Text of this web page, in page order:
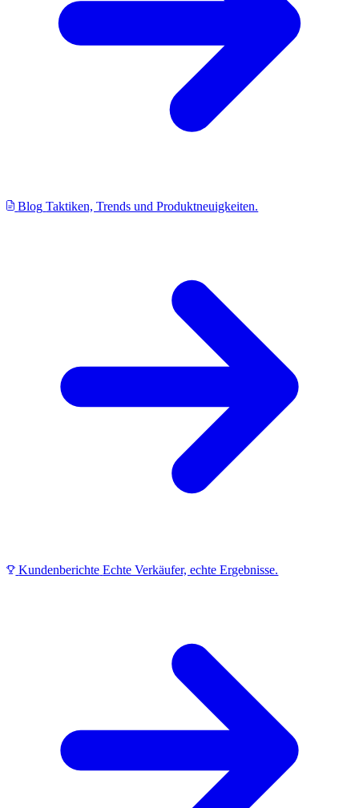
Blog Taktiken, Trends und Produktneuigkeiten.
Kundenberichte Echte Verkäufer, echte Ergebnisse.